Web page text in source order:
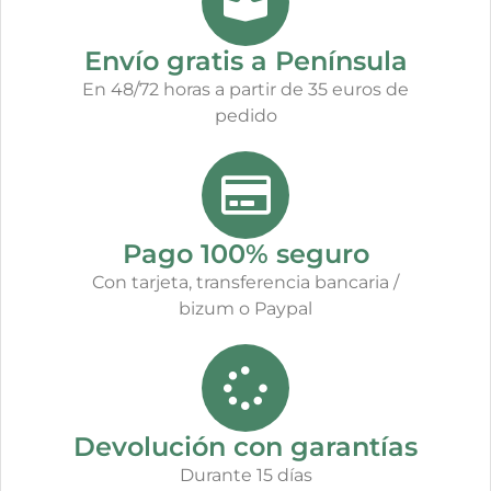
Envío gratis a Península
En 48/72 horas a partir de 35 euros de
pedido
Pago 100% seguro
Con tarjeta, transferencia bancaria /
bizum o Paypal
Devolución con garantías
Durante 15 días